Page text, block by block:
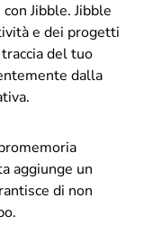
Jibble. Jibble
e dei progetti
del tuo
dalla
aggiunge un
di non